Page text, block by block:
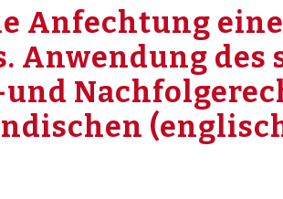
Anfechtung
Anwendung des